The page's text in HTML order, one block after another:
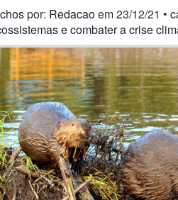
por: Redacaoem 23/12/21 •
e combater a crise